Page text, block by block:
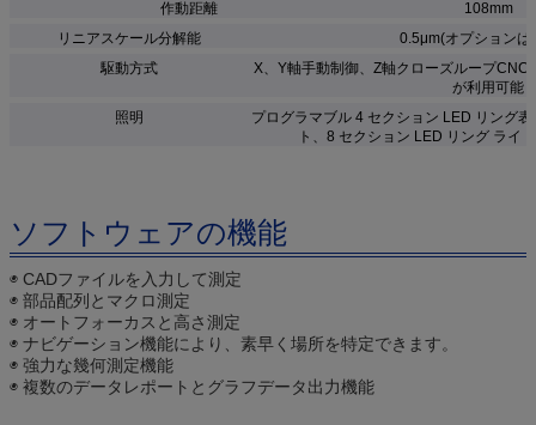
作動距離
108mm
リニアスケール分解能
0.5μm(オプションは
駆動方式
X、Y軸手動制御、Z軸クローズループCNC
が利用可能
照明
プログラマブル 4 セクション LED リング
ト、8 セクション LED リング ライ
ソフトウェアの機能
◉ CADファイルを入力して測定
◉ 部品配列とマクロ測定
◉ オートフォーカスと高さ測定
◉ ナビゲーション機能により、素早く場所を特定できます。
◉ 強力な幾何測定機能
◉ 複数のデータレポートとグラフデータ出力機能